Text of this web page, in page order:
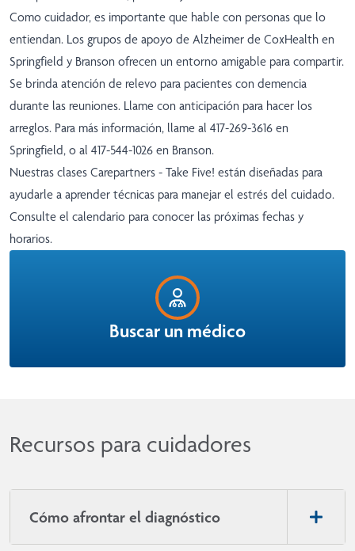
Como cuidador, es importante que hable con personas que lo
entiendan. Los grupos de apoyo de Alzheimer de CoxHealth en
Springfield y Branson ofrecen un entorno amigable para compartir.
Se brinda atención de relevo para pacientes con demencia
durante las reuniones. Llame con anticipación para hacer los
arreglos. Para más información, llame al 417-269-3616 en
Springfield, o al 417-544-1026 en Branson.
Nuestras clases Carepartners - Take Five! están diseñadas para
ayudarle a aprender técnicas para manejar el estrés del cuidado.
Consulte el calendario para conocer las próximas fechas y
horarios.
Buscar un médico
Recursos para cuidadores
Cómo afrontar el diagnóstico